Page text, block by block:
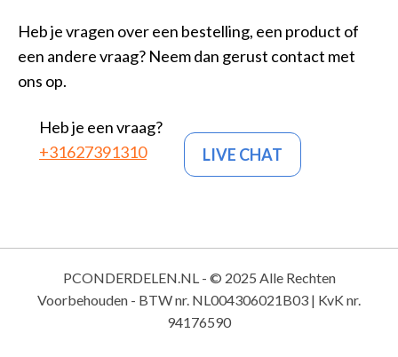
Heb je vragen over een bestelling, een product of
een andere vraag? Neem dan gerust contact met
ons op.
Heb je een vraag?
+31627391310
LIVE CHAT
PCONDERDELEN.NL - © 2025 Alle Rechten
Voorbehouden - BTW nr. NL004306021B03 | KvK nr.
94176590